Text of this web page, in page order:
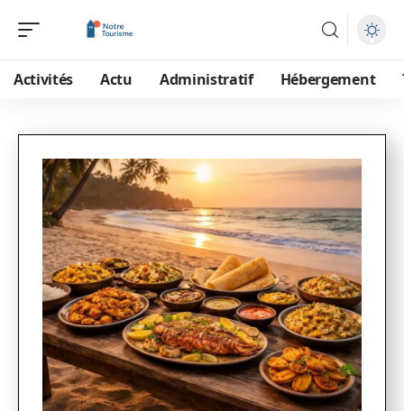
Activités Actu Administratif Hébergement